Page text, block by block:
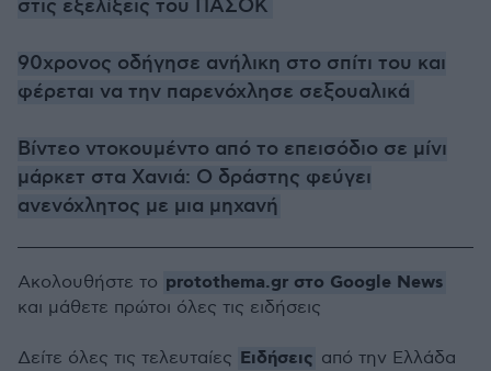
στις εξελίξεις του ΠΑΣΟΚ
90χρονος οδήγησε ανήλικη στο σπίτι του και
φέρεται να την παρενόχλησε σεξουαλικά
Βίντεο ντοκουμέντο από το επεισόδιο σε μίνι
μάρκετ στα Χανιά: Ο δράστης φεύγει
ανενόχλητος με μια μηχανή
Ακολουθήστε το protothema.gr στο Google News
και μάθετε πρώτοι όλες τις ειδήσεις
Δείτε όλες τις τελευταίες Ειδήσεις από την Ελλάδα